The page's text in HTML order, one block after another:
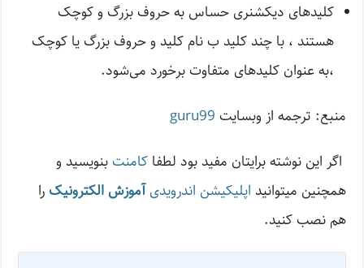
کلیدهای دیکشنری حساس به حروف بزرگ و کوچک
هستند ، با چند کلید ب نام کلید و حروف بزرگ یا کوچک
،به عنوان کلیدهای متفاوت برخورد می‌شود.
منبع: ترجمه از وبسایت guru99
اگر این نوشته‌ برایتان مفید بود لطفاکامنت بنویسید و
همچنین میتوانید اپلیکیشن اندرویدیآموزش الکترونیک را
هم نصب کنید.